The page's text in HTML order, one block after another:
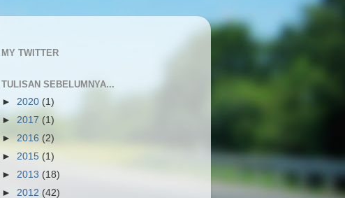
MY TWITTER
TULISAN SEBELUMNYA...
► 2020 (1)
► 2017 (1)
► 2016 (2)
► 2015 (1)
► 2013 (18)
► 2012 (42)